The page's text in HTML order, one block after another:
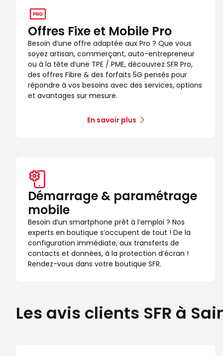
Offres Fixe et Mobile Pro
Besoin d’une offre adaptée aux Pro ? Que vous
soyez artisan, commerçant, auto-entrepreneur
ou à la tête d’une TPE / PME, découvrez SFR Pro,
des offres Fibre & des forfaits 5G pensés pour
répondre à vos besoins avec des services, options
et avantages sur mesure.
En savoir plus
Démarrage & paramétrage
mobile
Besoin d’un smartphone prêt à l’emploi ? Nos
experts en boutique s’occupent de tout ! De la
configuration immédiate, aux transferts de
contacts et données, à la protection d’écran !
Rendez-vous dans votre boutique SFR.
Les avis clients SFR à